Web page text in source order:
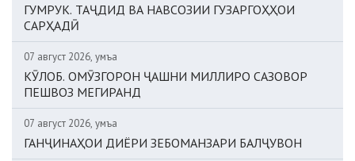
ГУМРУК. ТАҶДИД ВА НАВСОЗИИ ГУЗАРГОҲҲОИ
САРҲАДӢ
07 август 2026, Ҷумъа
КӮЛОБ. ОМӮЗГОРОН ҶАШНИ МИЛЛИРО САЗОВОР
ПЕШВОЗ МЕГИРАНД
07 август 2026, Ҷумъа
ГАНҶИНАҲОИ ДИЁРИ ЗЕБОМАНЗАРИ БАЛҶУВОН